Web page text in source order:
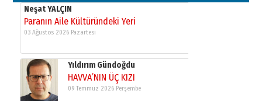
Neşat YALÇIN
Paranın Aile Kültüründeki Yeri
03 Ağustos 2026 Pazartesi
Yıldırım Gündoğdu
HAVVA’NIN ÜÇ KIZI
09 Temmuz 2026 Perşembe